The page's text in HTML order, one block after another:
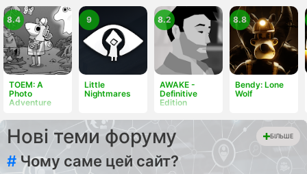
TOEM: A
Photo
Adventure
8.4
Little
Nightmares
9
AWAKE -
Definitive
Edition
8.2
Bendy: Lone
Wolf
8.8
Нові теми форуму БІЛЬШЕ
# Чому саме цей сайт?